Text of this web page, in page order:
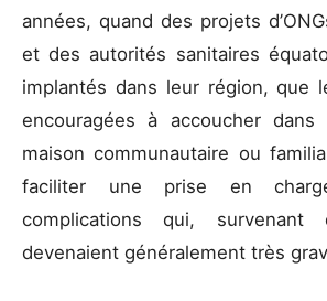
années, quand des projets
et des autorités sanitaires
implantés dans leur région, que
encouragées à accoucher dans
maison communautaire ou
faciliter une prise en charge
complications qui,
devenaient généralement très